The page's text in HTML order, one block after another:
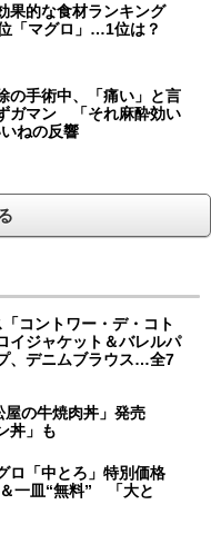
果的な食材ランキング
「マグロ」…1位は？
の手術中、「痛い」と言
ガマン 「それ麻酔効い
ねの反響
コントワー・デ・コト
ジャケット＆バレルパ
、デニムブラウス…全7
屋の牛焼肉丼」発売
丼」も
ロ「中とろ」特別価格
一皿“無料” 「大と